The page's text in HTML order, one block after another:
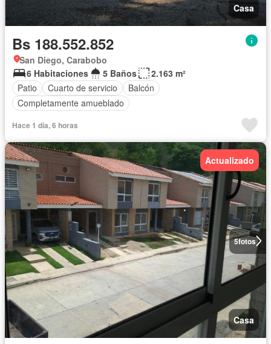
Casa
Bs 188.552.852
San Diego, Carabobo
6 Habitaciones
5 Baños
2.163 m²
Patio
Cuarto de servicio
Balcón
Completamente amueblado
Hace 1 día, 6 horas
5fotos
Actualizado
Casa